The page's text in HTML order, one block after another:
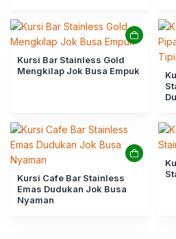
Kursi Bar Stainless Gold
Mengkilap Jok Busa Empuk
Kursi Cafe Bar Stainless
Emas Dudukan Jok Busa
Nyaman